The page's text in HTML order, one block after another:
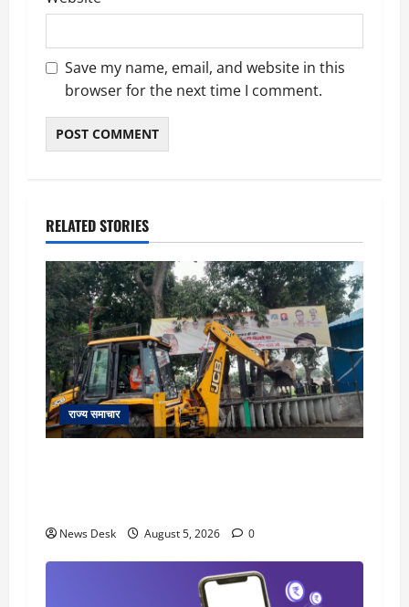
Save my name, email, and website in this
browser for the next time I comment.
RELATED STORIES
राज्य समाचार
News Desk August 5, 2026 0